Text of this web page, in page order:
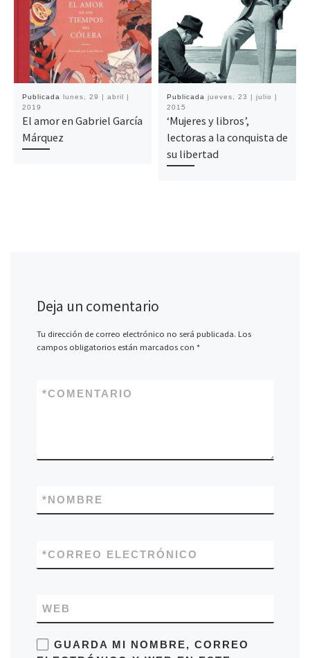
Publicada lunes, 29 | abril |
2019
El amor en Gabriel García
Márquez
Publicada jueves, 23 | julio |
2015
‘Mujeres y libros’,
lectoras a la conquista de
su libertad
Deja un comentario
Tu dirección de correo electrónico no será publicada. Los
campos obligatorios están marcados con *
COMENTARIO
*
NOMBRE
*
CORREO ELECTRÓNICO
*
WEB
GUARDA MI NOMBRE, CORREO